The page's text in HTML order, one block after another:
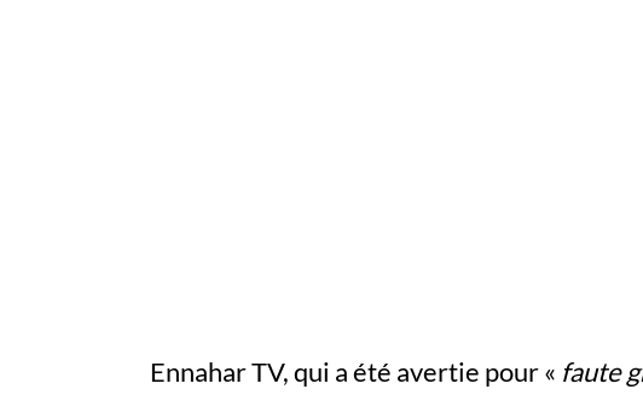
Ennahar TV, qui a été avertie pour « faute